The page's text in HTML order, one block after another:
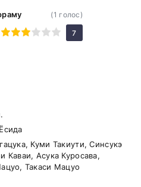
(1 голос)
7
Куми Такиути, Синсукэ
Каваи, Асука Куросава,
Такаси Мацуо